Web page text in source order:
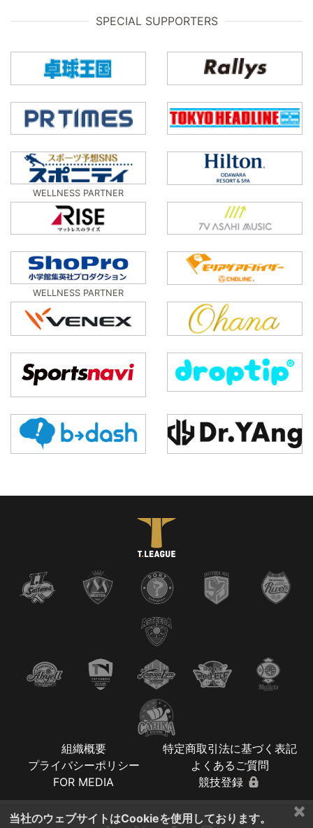
SPECIAL SUPPORTERS
WELLNESS PARTNER
WELLNESS PARTNER
組織概要
特定商取引法に基づく表記
プライバシーポリシー
よくあるご質問
FOR MEDIA
競技登録
×
当社のウェブサイトはCookieを使用しております。